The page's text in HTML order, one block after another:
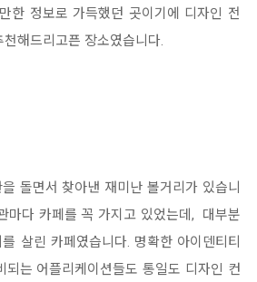
한 정보로 가득했던 곳이기에 디자인 전
해드리고픈 장소였습니다.
돌면서 찾아낸 재미난 볼거리가 있습니
마다 카페를 꼭 가지고 있었는데, 대부분
살린 카페였습니다. 명확한 아이덴티티
되는 어플리케이션들도 통일도 디자인 컨